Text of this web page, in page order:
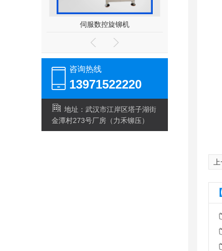
伺服数控旋铆机
咨询热线
13971522220
地址：武汉市江岸区塔子湖街
金潭村273号厂房（力禾铆压）